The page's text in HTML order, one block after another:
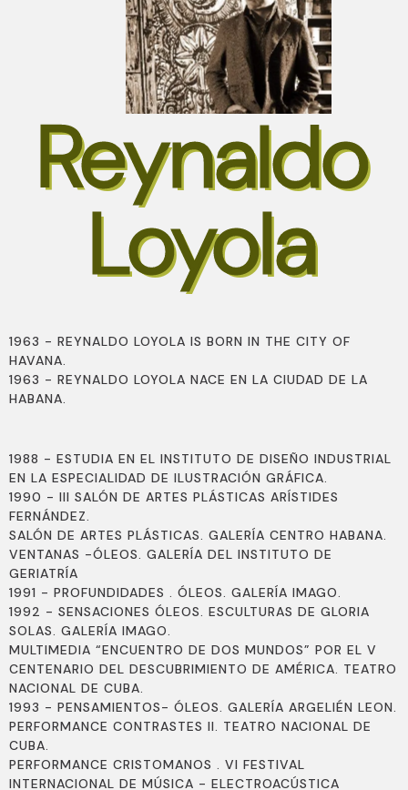
Reynaldo
Loyola
1963 - REYNALDO LOYOLA IS BORN IN THE CITY OF
HAVANA.
1963 - REYNALDO LOYOLA NACE EN LA CIUDAD DE LA
HABANA.
1988 - ESTUDIA EN EL INSTITUTO DE DISEÑO INDUSTRIAL
EN LA ESPECIALIDAD DE ILUSTRACIÓN GRÁFICA.
1990 - III SALÓN DE ARTES PLÁSTICAS ARÍSTIDES
FERNÁNDEZ.
SALÓN DE ARTES PLÁSTICAS. GALERÍA CENTRO HABANA.
VENTANAS -ÓLEOS. GALERÍA DEL INSTITUTO DE
GERIATRÍA
1991 - PROFUNDIDADES . ÓLEOS. GALERÍA IMAGO.
1992 - SENSACIONES ÓLEOS. ESCULTURAS DE GLORIA
SOLAS. GALERÍA IMAGO.
MULTIMEDIA “ENCUENTRO DE DOS MUNDOS” POR EL V
CENTENARIO DEL DESCUBRIMIENTO DE AMÉRICA. TEATRO
NACIONAL DE CUBA.
1993 - PENSAMIENTOS- ÓLEOS. GALERÍA ARGELIÉN LEON.
PERFORMANCE CONTRASTES II. TEATRO NACIONAL DE
CUBA.
PERFORMANCE CRISTOMANOS . VI FESTIVAL
INTERNACIONAL DE MÚSICA - ELECTROACÚSTICA